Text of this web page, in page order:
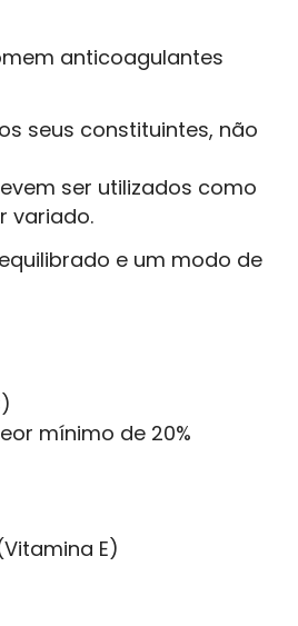
anticoagulantes
seus constituintes, não
ser utilizados como
variado.
e um modo de
mínimo de 20%
E)